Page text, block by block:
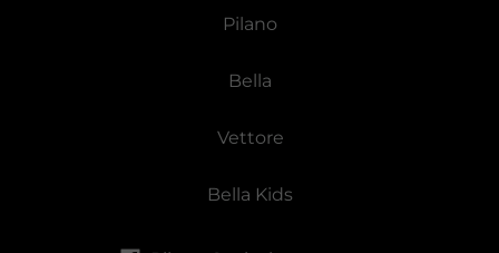
Pilano
Bella
Vettore
Bella Kids